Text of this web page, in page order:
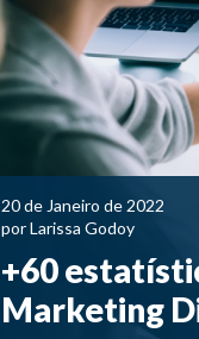
20 de Janeiro de 2022
porLarissa Godoy
+60
Marketing